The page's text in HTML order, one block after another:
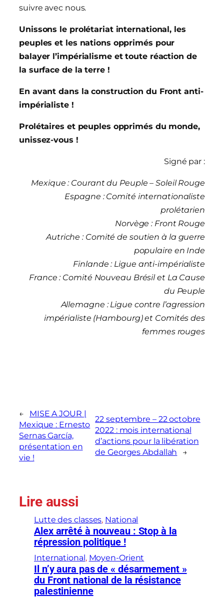
suivre avec nous.
Unissons le prolétariat international, les
peuples et les nations opprimés pour
balayer l’impérialisme et toute réaction de
la surface de la terre !
En avant dans la construction du Front anti-
impérialiste !
Prolétaires et peuples opprimés du monde,
unissez-vous !
Signé par :
Mexique : Courant du Peuple – Soleil Rouge
Espagne : Comité internationaliste
prolétarien
Norvège : Front Rouge
Autriche : Comité de soutien à la guerre
populaire en Inde
Finlande : Ligue anti-impérialiste
France : Comité Nouveau Brésil et La Cause
du Peuple
Allemagne : Ligue contre l’agression
impérialiste (Hambourg) et Comités des
femmes rouges
←
MISE A JOUR |
Mexique : Ernesto
Sernas García,
présentation en
vie !
22 septembre – 22 octobre
2022 : mois international
d’actions pour la libération
de Georges Abdallah
→
Lire aussi
Lutte des classes, National
Alex arrêté à nouveau : Stop à la
répression politique !
International , Moyen-Orient
Il n’y aura pas de « désarmement »
du Front national de la résistance
palestinienne